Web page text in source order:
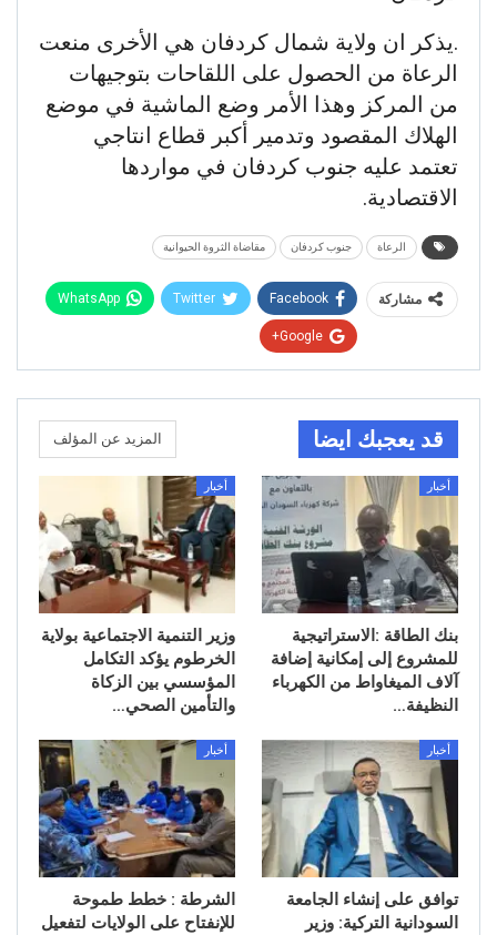
.يذكر ان ولاية شمال كردفان هي الأخرى منعت
الرعاة من الحصول على اللقاحات بتوجيهات
من المركز وهذا الأمر وضع الماشية في موضع
الهلاك المقصود وتدمير أكبر قطاع انتاجي
تعتمد عليه جنوب كردفان في مواردها
الاقتصادية.
الرعاة جنوب كردفان مقاضاة الثروة الحيوانية
مشاركة Facebook
Twitter
WhatsApp
Google+
قد يعجبك ايضا المزيد عن المؤلف
أخبار
بنك الطاقة :الاستراتيجية
للمشروع إلى إمكانية إضافة
آلاف الميغاواط من الكهرباء
النظيفة…
أخبار
وزير التنمية الاجتماعية بولاية
الخرطوم يؤكد التكامل
المؤسسي بين الزكاة
والتأمين الصحي…
أخبار
توافق على إنشاء الجامعة
السودانية التركية: وزير
أخبار
الشرطة : خطط طموحة
للإنفتاح على الولايات لتفعيل